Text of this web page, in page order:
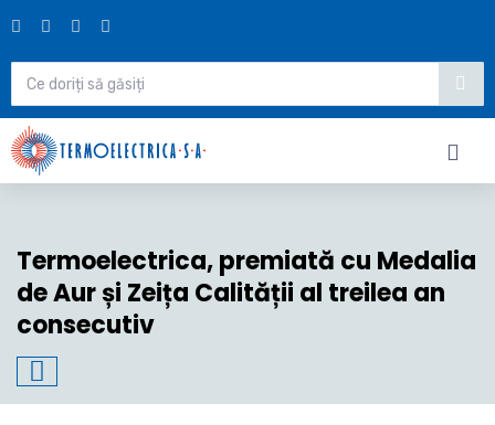
Termoelectrica, premiată cu Medalia
de Aur și Zeița Calității al treilea an
consecutiv